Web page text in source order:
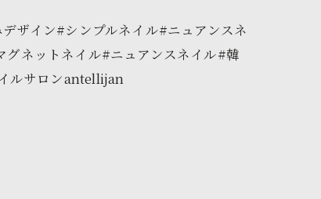
ザイン#シンプルネイル#ニュアンスネ
ネットネイル#ニュアンスネイル#韓
ルサロンantellijan